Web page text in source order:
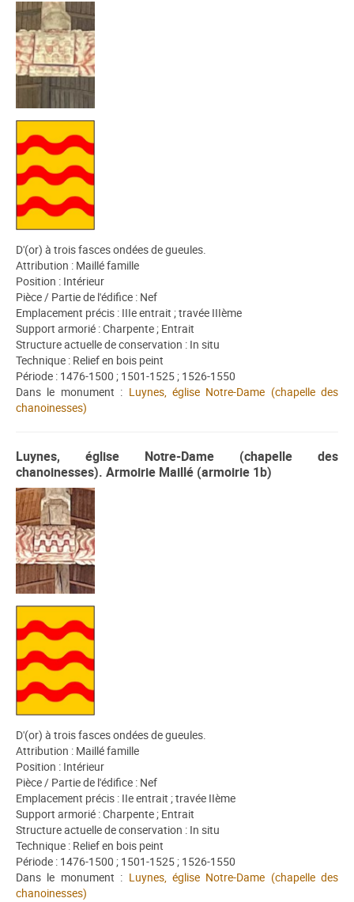
D'(or) à trois fasces ondées de gueules.
Attribution : Maillé famille
Position : Intérieur
Pièce / Partie de l'édifice : Nef
Emplacement précis : IIIe entrait ; travée IIIème
Support armorié : Charpente ; Entrait
Structure actuelle de conservation : In situ
Technique : Relief en bois peint
Période : 1476-1500 ; 1501-1525 ; 1526-1550
Dans le monument : Luynes, église Notre-Dame (chapelle des
chanoinesses)
Luynes, église Notre-Dame (chapelle des
chanoinesses). Armoirie Maillé (armoirie 1b)
D'(or) à trois fasces ondées de gueules.
Attribution : Maillé famille
Position : Intérieur
Pièce / Partie de l'édifice : Nef
Emplacement précis : IIe entrait ; travée IIème
Support armorié : Charpente ; Entrait
Structure actuelle de conservation : In situ
Technique : Relief en bois peint
Période : 1476-1500 ; 1501-1525 ; 1526-1550
Dans le monument : Luynes, église Notre-Dame (chapelle des
chanoinesses)